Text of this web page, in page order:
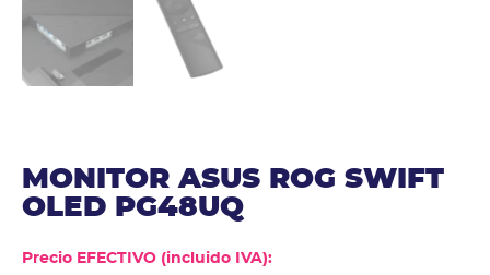
MONITOR ASUS ROG SWIFT
OLED PG48UQ
Precio EFECTIVO (incluido IVA):